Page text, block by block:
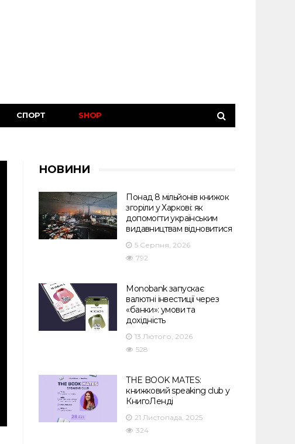
СПОРТ SHOP
НОВИНИ
Понад 8 мільйонів книжок
згоріли у Харкові: як
допомогти українським
видавництвам відновитися
5 Серпня, 2026
792
Monobank запускає
валютні інвестиції через
«банки»: умови та
дохідність
13 Лютого, 2026
528
THE BOOK MATES:
книжковий speaking club у
КнигоЛенді
21 Листопада, 2025
324